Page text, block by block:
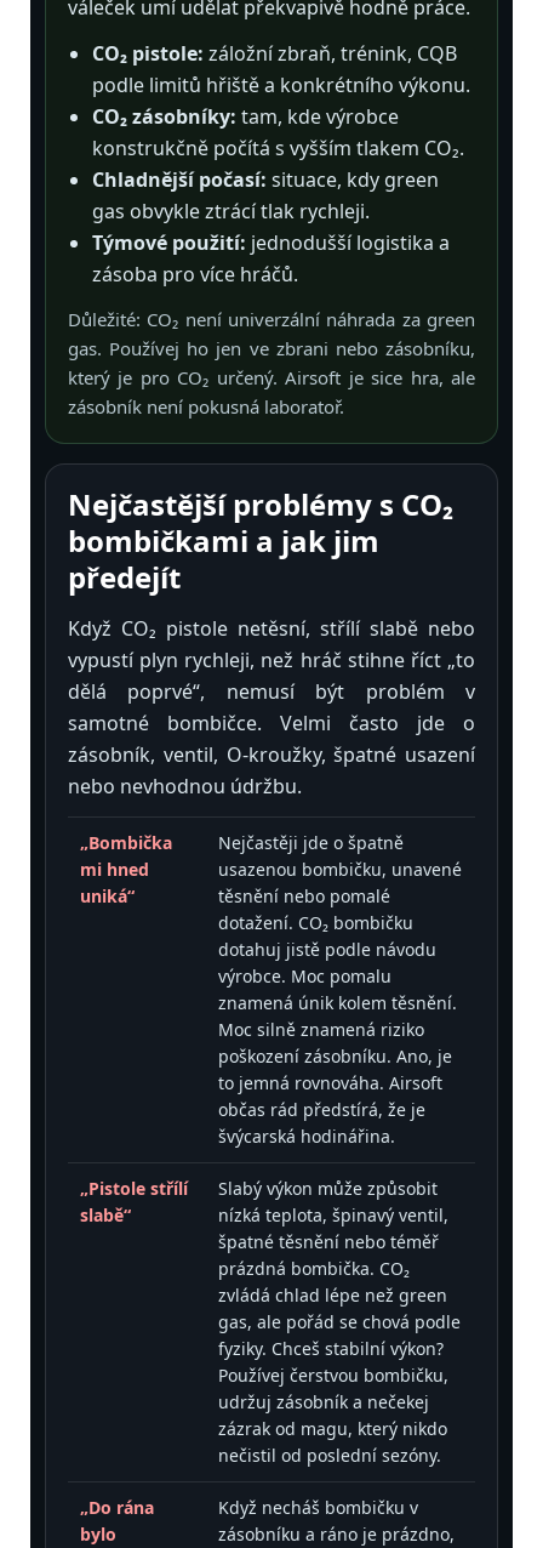
váleček umí udělat překvapivě hodně práce.
CO₂ pistole: záložní zbraň, trénink, CQB
podle limitů hřiště a konkrétního výkonu.
CO₂ zásobníky: tam, kde výrobce
konstrukčně počítá s vyšším tlakem CO₂.
Chladnější počasí: situace, kdy green
gas obvykle ztrácí tlak rychleji.
Týmové použití: jednodušší logistika a
zásoba pro více hráčů.
Důležité: CO₂ není univerzální náhrada za green
gas. Používej ho jen ve zbrani nebo zásobníku,
který je pro CO₂ určený. Airsoft je sice hra, ale
zásobník není pokusná laboratoř.
Nejčastější problémy s CO₂
bombičkami a jak jim
předejít
Když CO₂ pistole netěsní, střílí slabě nebo
vypustí plyn rychleji, než hráč stihne říct „to
dělá poprvé“, nemusí být problém v
samotné bombičce. Velmi často jde o
zásobník, ventil, O-kroužky, špatné usazení
nebo nevhodnou údržbu.
„Bombička
mi hned
uniká“
Nejčastěji jde o špatně
usazenou bombičku, unavené
těsnění nebo pomalé
dotažení. CO₂ bombičku
dotahuj jistě podle návodu
výrobce. Moc pomalu
znamená únik kolem těsnění.
Moc silně znamená riziko
poškození zásobníku. Ano, je
to jemná rovnováha. Airsoft
občas rád předstírá, že je
švýcarská hodinářina.
„Pistole střílí
slabě“
Slabý výkon může způsobit
nízká teplota, špinavý ventil,
špatné těsnění nebo téměř
prázdná bombička. CO₂
zvládá chlad lépe než green
gas, ale pořád se chová podle
fyziky. Chceš stabilní výkon?
Používej čerstvou bombičku,
udržuj zásobník a nečekej
zázrak od magu, který nikdo
nečistil od poslední sezóny.
„Do rána
bylo
Když necháš bombičku v
zásobníku a ráno je prázdno,